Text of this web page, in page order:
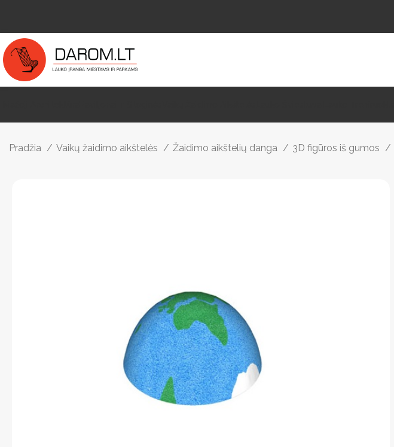
Pradžia Vaikų žaidimo aikštelės Žaidimo aikštelių danga 3D figūros iš gumos